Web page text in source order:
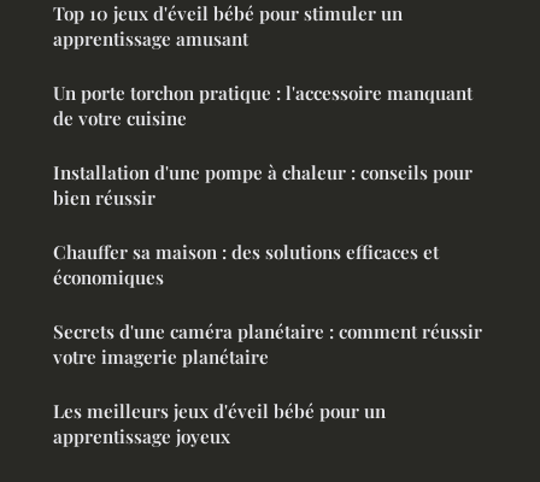
Top 10 jeux d'éveil bébé pour stimuler un
apprentissage amusant
Un porte torchon pratique : l'accessoire manquant
de votre cuisine
Installation d'une pompe à chaleur : conseils pour
bien réussir
Chauffer sa maison : des solutions efficaces et
économiques
Secrets d'une caméra planétaire : comment réussir
votre imagerie planétaire
Les meilleurs jeux d'éveil bébé pour un
apprentissage joyeux